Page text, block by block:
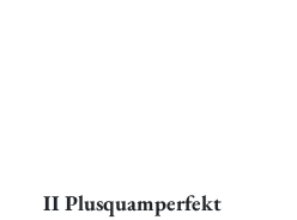
II Plusquamperfekt